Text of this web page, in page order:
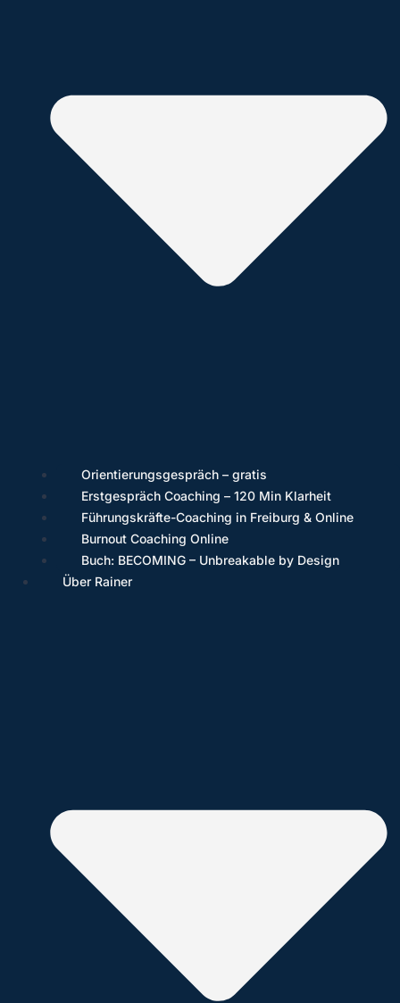
Orientierungsgespräch – gratis
Erstgespräch Coaching – 120 Min Klarheit
Führungskräfte-Coaching in Freiburg & Online
Burnout Coaching Online
Buch: BECOMING – Unbreakable by Design
Über Rainer